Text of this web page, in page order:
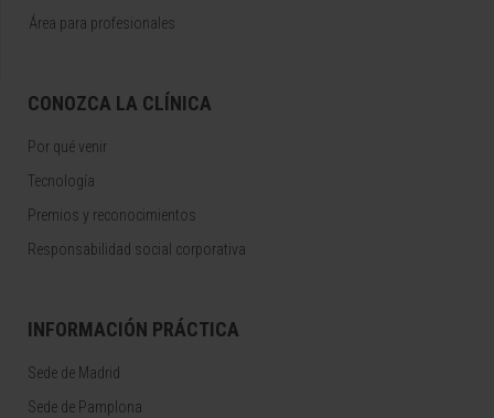
Área para profesionales
CONOZCA LA CLÍNICA
Por qué venir
Tecnología
Premios y reconocimientos
Responsabilidad social corporativa
INFORMACIÓN PRÁCTICA
Sede de Madrid
Sede de Pamplona